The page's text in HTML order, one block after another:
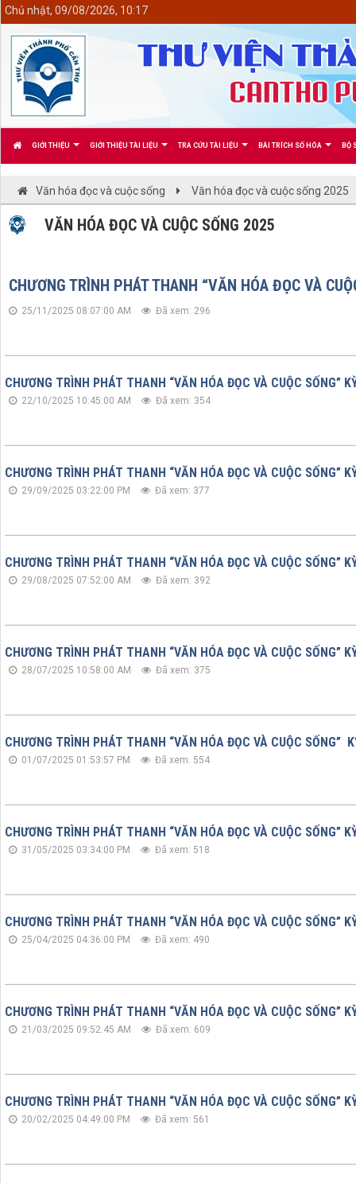
GIỚI THIỆU GIỚI THIỆU TÀI LIỆU TRA CỨU TÀI LIỆU BÀI TRÍCH SỐ HÓA BỘ
Chủ nhật, 09/08/2026, 10:17
Văn hóa đọc và cuộc sống Văn hóa đọc và cuộc sống 2025
VĂN HÓA ĐỌC VÀ CUỘC SỐNG 2025
CHƯƠNG TRÌNH PHÁT THANH “VĂN HÓA ĐỌC VÀ
25/11/2025 08:07:00 AM Đã xem: 296
CHƯƠNG TRÌNH PHÁT THANH “VĂN HÓA ĐỌC VÀ CUỘC
22/10/2025 10:45:00 AM Đã xem: 354
CHƯƠNG TRÌNH PHÁT THANH “VĂN HÓA ĐỌC VÀ CUỘC
29/09/2025 03:22:00 PM Đã xem: 377
CHƯƠNG TRÌNH PHÁT THANH “VĂN HÓA ĐỌC VÀ CUỘC SỐNG”
29/08/2025 07:52:00 AM Đã xem: 392
CHƯƠNG TRÌNH PHÁT THANH “VĂN HÓA ĐỌC VÀ CUỘC SỐNG”
28/07/2025 10:58:00 AM Đã xem: 375
CHƯƠNG TRÌNH PHÁT THANH “VĂN HÓA ĐỌC VÀ CUỘC SỐNG”
01/07/2025 01:53:57 PM Đã xem: 554
CHƯƠNG TRÌNH PHÁT THANH “VĂN HÓA ĐỌC VÀ CUỘC
31/05/2025 03:34:00 PM Đã xem: 518
CHƯƠNG TRÌNH PHÁT THANH “VĂN HÓA ĐỌC VÀ CUỘC
25/04/2025 04:36:00 PM Đã xem: 490
CHƯƠNG TRÌNH PHÁT THANH “VĂN HÓA ĐỌC VÀ CUỘC
21/03/2025 09:52:45 AM Đã xem: 609
CHƯƠNG TRÌNH PHÁT THANH “VĂN HÓA ĐỌC VÀ CUỘC
20/02/2025 04:49:00 PM Đã xem: 561
<